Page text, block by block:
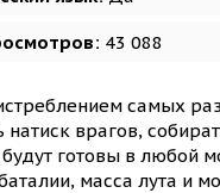
43 088
самых
врагов,
готовы в любой
масса лута и